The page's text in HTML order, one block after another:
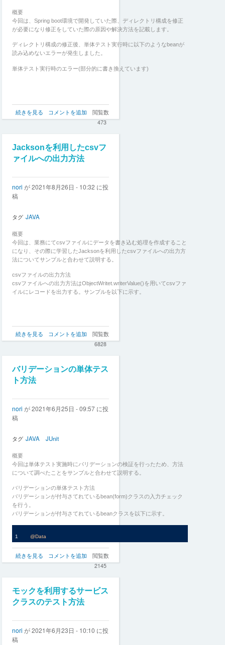
システムテスト
全体として期待通りに動作するか
な
に？〜
JUnit5
学
ぶ
ス
本〜
の
概要
今回は、Spring boot環境で開発していた際、ディレクトリ構成を修正
が必要になり修正をしていた際の原因や解決方法を記載します。
ディレクトリ構成の修正後、単体テスト実行時に以下のようなbeanが
読み込めないエラーが発生しました。
単体テスト実行時のエラー(部分的に書き換えています)
Spring
Boot
デ
レ
リ
構
を
直
し
た
際
bean
の
参
手
く
い
い
際
の
点
の
続きを見る コメントを追加
閲覧数
473
Jacksonを利用したcsvフ
ァイルへの出力方法
nori が2021年8月26日 - 10:32 に投
稿
タグ JAVA
概要
今回は、業務にてcsvファイルにデータを書き込む処理を作成すること
になり、その際に学習したJacksonを利用したcsvファイルへの出力方
法についてサンプルと合わせて説明する。
csvファイルの出力方法
csvファイルへの出力方法はObjectWritet.writerValue()を用いてcsvファ
イルにレコードを出力する。サンプルを以下に示す。
Jackson
を
し
た
csv
イ
ル
の
力
方
法
続きを見る コメントを追加
閲覧数
6828
バリデーションの単体テス
ト方法
nori が2021年6月25日 - 09:57 に投
稿
タグ JAVA JUnit
概要
今回は単体テスト実施時にバリデーションの検証を行ったため、方法
について調べたことをサンプルと合わせて説明する。
バリデーションの単体テスト方法
バリデーションが付与さてれているbean(form)クラスの入力チェック
を行う。
バリデーションが付与さてれているbeanクラスを以下に示す。
@Data
class TestBean {
@NotNull (message = "not null!!"
入力チェックを検証を行う方法を以下のサンプルに示す。
バ
リ
シ
ョ
ン
体
テ
続きを見る コメントを追加
閲覧数
2145
モックを利用するサービス
クラスのテスト方法
nori が2021年6月23日 - 10:10 に投
稿